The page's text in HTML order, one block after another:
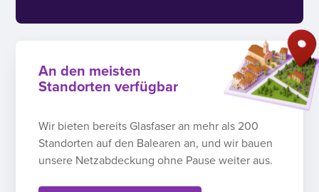
An den meisten
Standorten verfügbar
Wir bieten bereits Glasfaser an mehr als 200
Standorten auf den Balearen an, und wir bauen
unsere Netzabdeckung ohne Pause weiter aus.